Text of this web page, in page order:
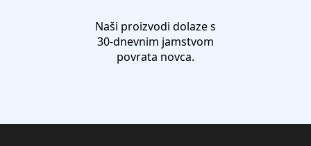
Naši proizvodi dolaze s
30-dnevnim jamstvom
povrata novca.